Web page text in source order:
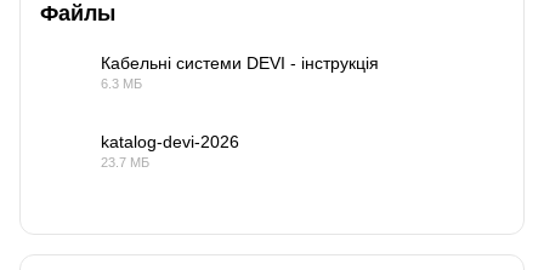
Файлы
Кабельні системи DEVI - інструкція
6.3 МБ
katalog-devi-2026
23.7 МБ